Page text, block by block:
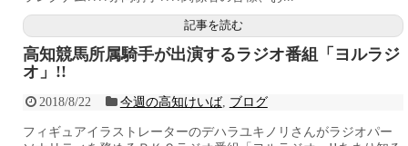
記事を読む
高知競馬所属騎手が出演するラジオ番組「ヨルラジ
オ」!!
2018/8/22 今週の高知けいば, ブログ
フィギュアイラストレーターのデハラユキノリさんがラジオパー